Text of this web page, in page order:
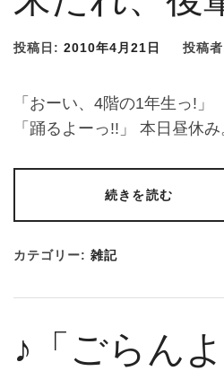
投稿日: 2010年4月21日 投稿
「おーい、4階の1年生っ!
「踊るよーっ!!」 本日昼休
続きを読む
カテゴリー: 雑記
♪「ごらん